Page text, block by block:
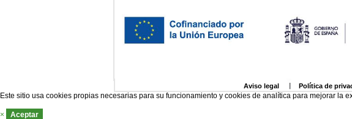
Aviso legal Política de
Este sitio usa cookies propias necesarias para su funcionamiento y cookies de analítica para mejorar la
× Aceptar